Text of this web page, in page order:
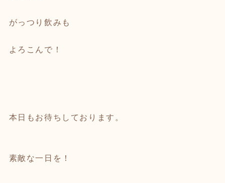
がっつり飲みも
よろこんで！
本日もお待ちしております。
素敵な一日を！